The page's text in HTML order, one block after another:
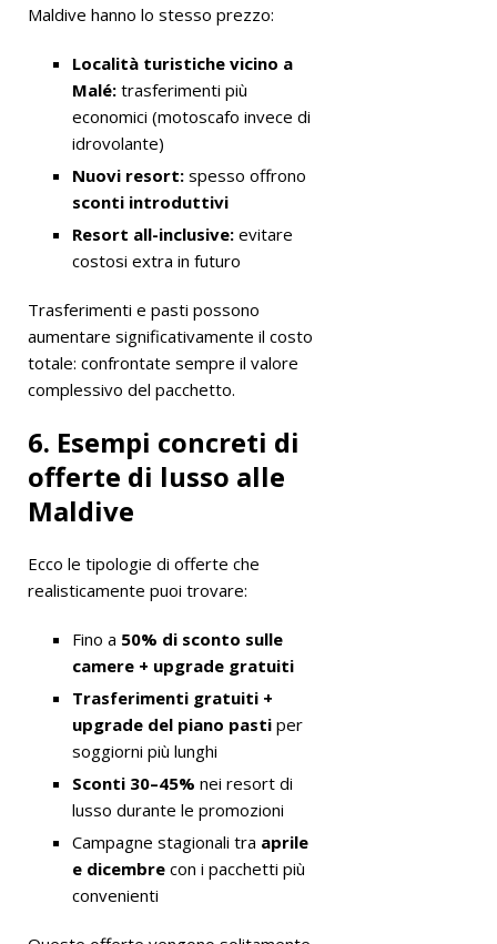
Maldive hanno lo stesso prezzo:
Località turistiche vicino a
Malé: trasferimenti più
economici (motoscafo invece di
idrovolante)
Nuovi resort: spesso offrono
sconti introduttivi
Resort all-inclusive: evitare
costosi extra in futuro
Trasferimenti e pasti possono
aumentare significativamente il costo
totale: confrontate sempre il valore
complessivo del pacchetto.
6. Esempi concreti di
offerte di lusso alle
Maldive
Ecco le tipologie di offerte che
realisticamente puoi trovare:
Fino a 50% di sconto sulle
camere + upgrade gratuiti
Trasferimenti gratuiti +
upgrade del piano pasti per
soggiorni più lunghi
Sconti 30–45% nei resort di
lusso durante le promozioni
Campagne stagionali tra aprile
e dicembre con i pacchetti più
convenienti